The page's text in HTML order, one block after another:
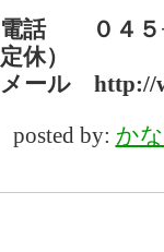
電話 ０４５−
定休）
メール http://
posted by: か